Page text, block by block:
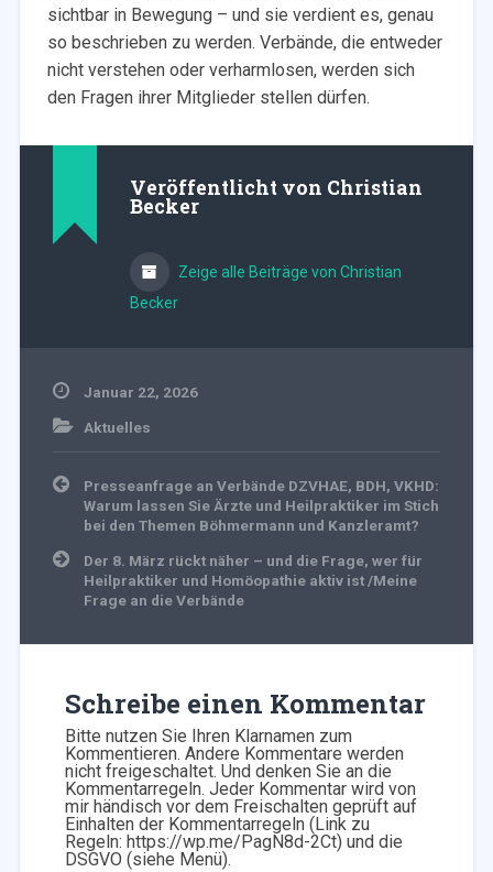
sichtbar in Bewegung – und sie verdient es, genau
so beschrieben zu werden. Verbände, die entweder
nicht verstehen oder verharmlosen, werden sich
den Fragen ihrer Mitglieder stellen dürfen.
Veröffentlicht von Christian
Becker
Zeige alle Beiträge von Christian
Becker
Januar 22, 2026
Aktuelles
Beitragsnavigation
Presseanfrage an Verbände DZVHAE, BDH, VKHD:
Warum lassen Sie Ärzte und Heilpraktiker im Stich
bei den Themen Böhmermann und Kanzleramt?
Der 8. März rückt näher – und die Frage, wer für
Heilpraktiker und Homöopathie aktiv ist /Meine
Frage an die Verbände
Schreibe einen Kommentar
Bitte nutzen Sie Ihren Klarnamen zum
Kommentieren. Andere Kommentare werden
nicht freigeschaltet. Und denken Sie an die
Kommentarregeln. Jeder Kommentar wird von
mir händisch vor dem Freischalten geprüft auf
Einhalten der Kommentarregeln (Link zu
Regeln: https://wp.me/PagN8d-2Ct) und die
DSGVO (siehe Menü).